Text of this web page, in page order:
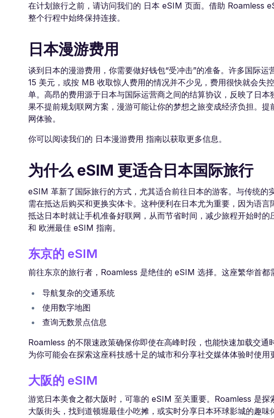
在计划旅行之前，请访问我们的 日本 eSIM 页面。借助 Roamless
整个行程中始终保持连接。
日本漫游费用
谈到日本的漫游费用，你需要做好钱包“受冲击”的准备。许多国际
15 美元，或按 MB 收取惊人费用的情况并不少见，费用很快就会失
单。高昂的费用源于日本与国际运营商之间的结算协议，反映了日
果不提前规划联网方案，漫游可能让你的梦想之旅变成经济负担。
网体验。
你可以阅读我们的 日本漫游费用 指南以获取更多信息。
为什么 eSIM 更适合日本国际旅行
eSIM 革新了国际旅行的方式，尤其适合前往日本的游客。与传统
需在抵达后购买和更换实体卡。这种便利在日本尤为重要，因为语
抵达日本时就让手机准备好联网，从而节省时间，减少旅程开始时
和 欧洲最佳 eSIM 指南。
东京的 eSIM
前往东京的旅行者，Roamless 是绝佳的 eSIM 选择。这座繁华首都
导航复杂的交通系统
使用数字地图
查询无数景点信息
Roamless 的不限速政策确保你即使在高峰时段，也能快速加载交
为你可能会在探索这座科技感十足的城市和分享社交媒体体验时使
大阪的 eSIM
游览日本美食之都大阪时，可靠的 eSIM 至关重要。Roamless 是
大阪街头，找到道顿堀最佳小吃摊，或实时分享日本环球影城的趣